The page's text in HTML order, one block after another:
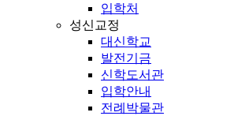
입학처
성신교정
대신학교
발전기금
신학도서관
입학안내
전례박물관